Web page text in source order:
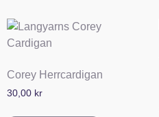
Corey Herrcardigan
30,00 kr